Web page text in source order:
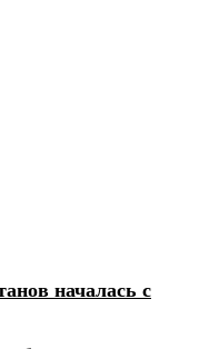
началась с